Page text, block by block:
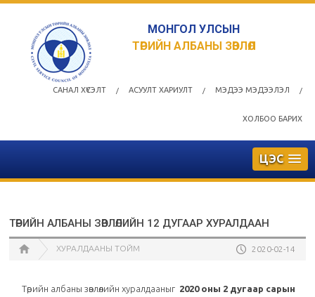
МОНГОЛ УЛСЫН
ТӨРИЙН АЛБАНЫ ЗӨВЛӨЛ
САНАЛ ХҮСЭЛТ / АСУУЛТ ХАРИУЛТ / МЭДЭЭ МЭДЭЭЛЭЛ /
ХОЛБОО БАРИХ
ЦЭС
ТӨРИЙН АЛБАНЫ ЗӨВЛӨЛИЙН 12 ДУГААР ХУРАЛДААН
ХУРАЛДААНЫ ТОЙМ 2020-02-14
Төрийн албаны зөвлөлийн хуралдааныг 2020 оны 2 дугаар сарын